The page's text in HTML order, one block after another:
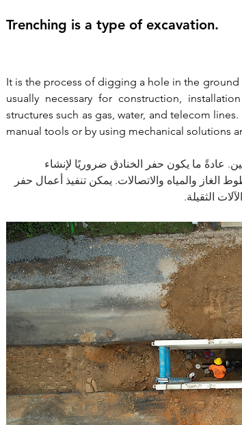
Trenching is a type of excavation.
It is the process of digging a hole in the ground
usually necessary for construction,
structures such as gas, water, and telecom
manual tools or by using mechanical solutions
ما يكون حفر الخنادق ضروريًا لإنشاء
والمياه والاتصالات. يمكن تنفيذ أعمال حفر
الثقيلة.